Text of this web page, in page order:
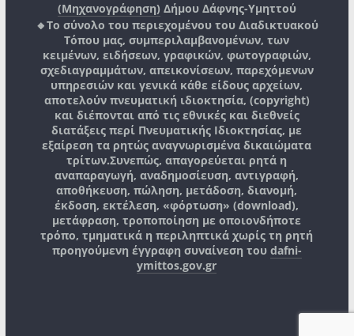
(Μηχανογράφηση) Δήμου Δάφνης-Υμηττού
🔸Το σύνολο του περιεχομένου του Διαδικτυακού
Τόπου μας, συμπεριλαμβανομένων, των
κειμένων, ειδήσεων, γραφικών, φωτογραφιών,
σχεδιαγραμμάτων, απεικονίσεων, παρεχόμενων
υπηρεσιών και γενικά κάθε είδους αρχείων,
αποτελούν πνευματική ιδιοκτησία, (copyright)
και διέπονται από τις εθνικές και διεθνείς
διατάξεις περί Πνευματικής Ιδιοκτησίας, με
εξαίρεση τα ρητώς αναγνωρισμένα δικαιώματα
τρίτων.Συνεπώς, απαγορεύεται ρητά η
αναπαραγωγή, αναδημοσίευση, αντιγραφή,
αποθήκευση, πώληση, μετάδοση, διανομή,
έκδοση, εκτέλεση, «φόρτωση» (download),
μετάφραση, τροποποίηση με οποιονδήποτε
τρόπο, τμηματικά η περιληπτικά χωρίς τη ρητή
προηγούμενη έγγραφη συναίνεση του dafni-
ymittos.gov.gr